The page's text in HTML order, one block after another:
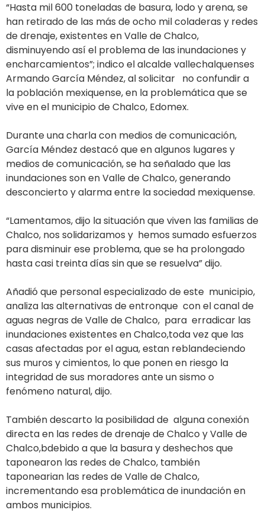
“Hasta mil 600 toneladas de basura, lodo y arena, se
han retirado de las más de ocho mil coladeras y redes
de drenaje, existentes en Valle de Chalco,
disminuyendo así el problema de las inundaciones y
encharcamientos”; indico el alcalde vallechalquenses
Armando García Méndez, al solicitar no confundir a
la población mexiquense, en la problemática que se
vive en el municipio de Chalco, Edomex.
Durante una charla con medios de comunicación,
García Méndez destacó que en algunos lugares y
medios de comunicación, se ha señalado que las
inundaciones son en Valle de Chalco, generando
desconcierto y alarma entre la sociedad mexiquense.
“Lamentamos, dijo la situación que viven las familias de
Chalco, nos solidarizamos y hemos sumado esfuerzos
para disminuir ese problema, que se ha prolongado
hasta casi treinta días sin que se resuelva” dijo.
Añadió que personal especializado de este municipio,
analiza las alternativas de entronque con el canal de
aguas negras de Valle de Chalco, para erradicar las
inundaciones existentes en Chalco,toda vez que las
casas afectadas por el agua, estan reblandeciendo
sus muros y cimientos, lo que ponen en riesgo la
integridad de sus moradores ante un sismo o
fenómeno natural, dijo.
También descarto la posibilidad de alguna conexión
directa en las redes de drenaje de Chalco y Valle de
Chalco,bdebido a que la basura y deshechos que
taponearon las redes de Chalco, también
taponearian las redes de Valle de Chalco,
incrementando esa problemática de inundación en
ambos municipios.